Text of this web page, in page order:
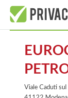
Viale Caduti